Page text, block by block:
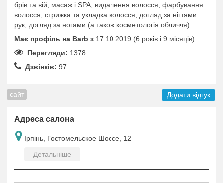
брів та вій, масаж і SPA, видалення волосся, фарбування
волосся, стрижка та укладка волосся, догляд за нігтями
рук, догляд за ногами (а також косметологія обличчя)
Має профіль на Barb з 17.10.2019 (6 років i 9 місяців)
Перегляди: 1378
Дзвінків: 97
сайт Додати відгук
Адреса салона
Ірпінь, Гостомельское Шоссе, 12
Детальніше